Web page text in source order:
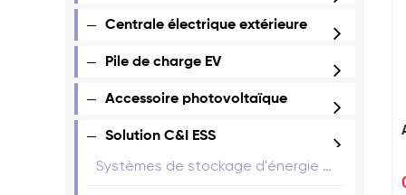
Centrale électrique extérieure
Pile de charge EV
Accessoire photovoltaïque
Solution C&I ESS
Systèmes de stockage d'énergie de la batterie (BESS)